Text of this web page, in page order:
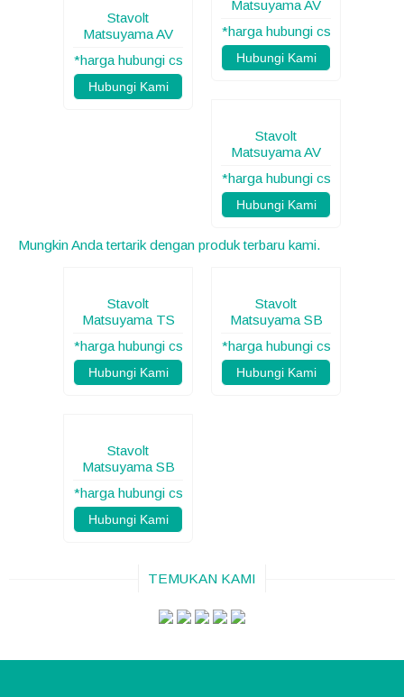
Stavolt
Matsuyama AV
*harga hubungi cs
Hubungi Kami
Matsuyama AV
*harga hubungi cs
Hubungi Kami
Stavolt
Matsuyama AV
*harga hubungi cs
Hubungi Kami
Mungkin Anda tertarik dengan produk terbaru kami.
Stavolt
Matsuyama TS
*harga hubungi cs
Hubungi Kami
Stavolt
Matsuyama SB
*harga hubungi cs
Hubungi Kami
Stavolt
Matsuyama SB
*harga hubungi cs
Hubungi Kami
TEMUKAN KAMI